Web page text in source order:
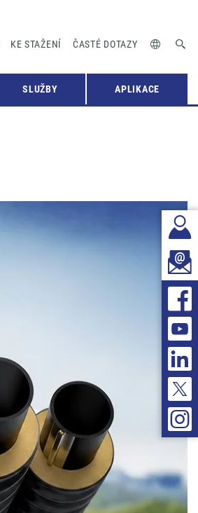
KE STAŽENÍ ČASTÉ DOTAZY
SLUŽBY APLIKACE